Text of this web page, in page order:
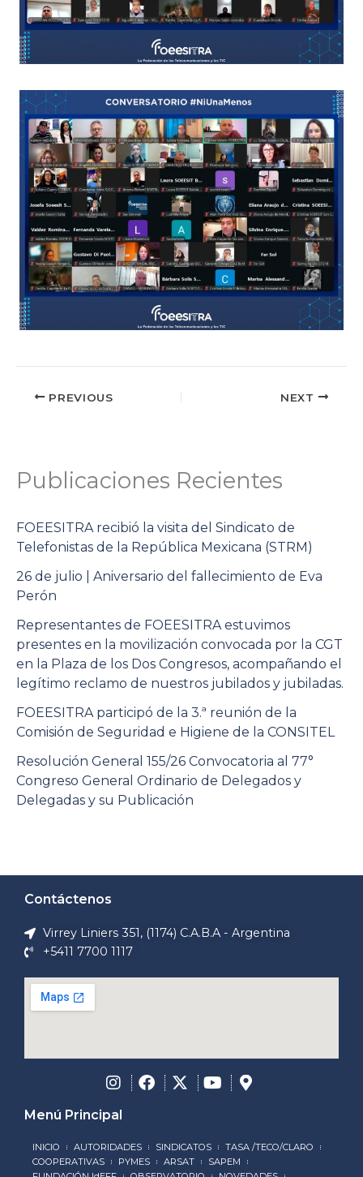
PREVIOUS NEXT
Publicaciones Recientes
FOEESITRA recibió la visita del Sindicato de
Telefonistas de la República Mexicana (STRM)
26 de julio | Aniversario del fallecimiento de Eva
Perón
Representantes de FOEESITRA estuvimos
presentes en la movilización convocada por la CGT
en la Plaza de los Dos Congresos, acompañando el
legítimo reclamo de nuestros jubilados y jubiladas.
FOEESITRA participó de la 3.ª reunión de la
Comisión de Seguridad e Higiene de la CONSITEL
Resolución General 155/26 Convocatoria al 77°
Congreso General Ordinario de Delegados y
Delegadas y su Publicación
Contáctenos
Virrey Liniers 351, (1174) C.A.B.A - Argentina
+5411 7700 1117
Menú Principal
INICIO AUTORIDADES SINDICATOS
TASA /TECO/CLARO
COOPERATIVAS
PYMES ARSAT
SAPEM